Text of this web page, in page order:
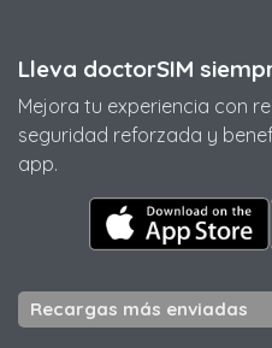
Lleva doctorSIM
Mejora tu experiencia con
seguridad reforzada y
app.
Recargas más enviadas